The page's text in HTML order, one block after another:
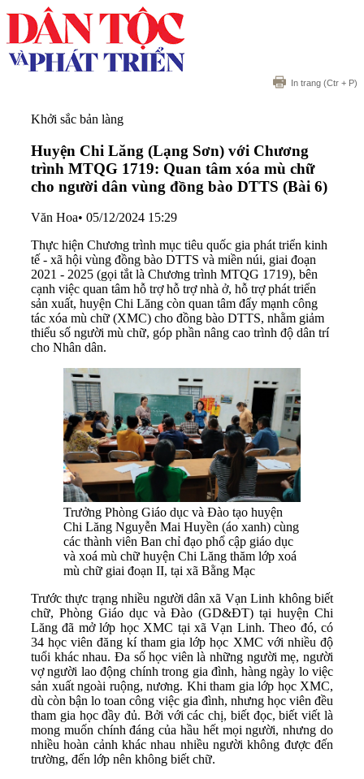
In trang (Ctr + P)
Khởi sắc bản làng
Huyện Chi Lăng (Lạng Sơn) với Chương
trình MTQG 1719: Quan tâm xóa mù chữ
cho người dân vùng đồng bào DTTS (Bài 6)
Văn Hoa• 05/12/2024 15:29
Thực hiện Chương trình mục tiêu quốc gia phát triển kinh
tế - xã hội vùng đồng bào DTTS và miền núi, giai đoạn
2021 - 2025 (gọi tắt là Chương trình MTQG 1719), bên
cạnh việc quan tâm hỗ trợ hỗ trợ nhà ở, hỗ trợ phát triển
sản xuất, huyện Chi Lăng còn quan tâm đẩy mạnh công
tác xóa mù chữ (XMC) cho đồng bào DTTS, nhằm giảm
thiểu số người mù chữ, góp phần nâng cao trình độ dân trí
cho Nhân dân.
Trưởng Phòng Giáo dục và Đào tạo huyện
Chi Lăng Nguyễn Mai Huyền (áo xanh) cùng
các thành viên Ban chỉ đạo phổ cập giáo dục
và xoá mù chữ huyện Chi Lăng thăm lớp xoá
mù chữ giai đoạn II, tại xã Bằng Mạc
Trước thực trạng nhiều người dân xã Vạn Linh không biết
chữ, Phòng Giáo dục và Đào (GD&ĐT) tại huyện Chi
Lăng đã mở lớp học XMC tại xã Vạn Linh. Theo đó, có
34 học viên đăng kí tham gia lớp học XMC với nhiều độ
tuổi khác nhau. Đa số học viên là những người mẹ, người
vợ người lao động chính trong gia đình, hàng ngày lo việc
sản xuất ngoài ruộng, nương. Khi tham gia lớp học XMC,
dù còn bận lo toan công việc gia đình, nhưng học viên đều
tham gia học đầy đủ. Bởi với các chị, biết đọc, biết viết là
mong muốn chính đáng của hầu hết mọi người, nhưng do
nhiều hoàn cảnh khác nhau nhiều người không được đến
trường, đến lớp nên không biết chữ.